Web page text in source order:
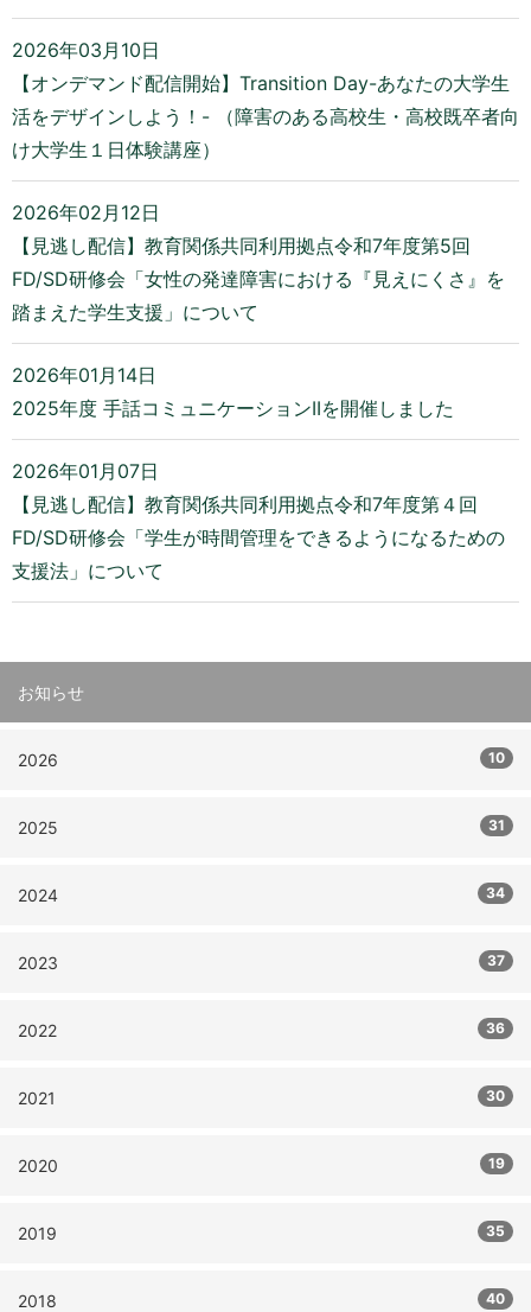
2026年03月10日
【オンデマンド配信開始】Transition Day-あなたの大学生
活をデザインしよう！- （障害のある高校生・高校既卒者向
け大学生１日体験講座）
2026年02月12日
【見逃し配信】教育関係共同利用拠点令和7年度第5回
FD/SD研修会「女性の発達障害における『見えにくさ』を
踏まえた学生支援」について
2026年01月14日
2025年度 手話コミュニケーションIIを開催しました
2026年01月07日
【見逃し配信】教育関係共同利用拠点令和7年度第４回
FD/SD研修会「学生が時間管理をできるようになるための
支援法」について
お知らせ
2026 10
2025 31
2024 34
2023 37
2022 36
2021 30
2020 19
2019 35
2018 40